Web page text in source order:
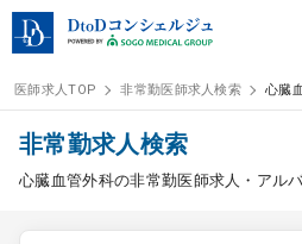
ログイン
医師求人
医師求人TOP 非常勤医師求人検索 心臓
非常勤求人検索
心臓血管外科の非常勤医師求人・アル